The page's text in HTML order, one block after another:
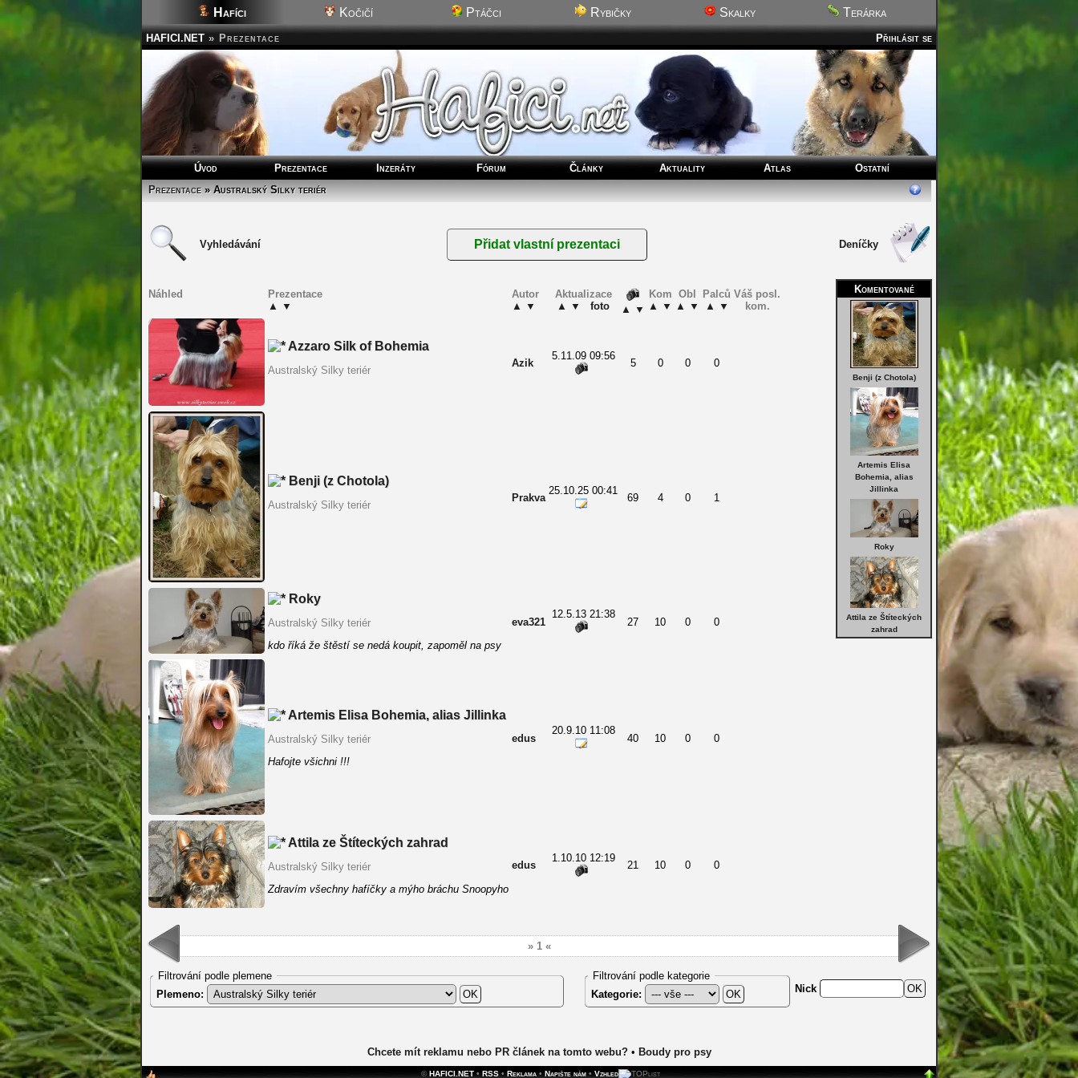
Hafíci Kočičí Ptáčci Rybičky Skalky Terárka
Přihlásit se
HAFICI.NET » Prezentace
Úvod Prezentace Inzeráty Fórum Články Aktuality Atlas
Ostatní
Prezentace» Australský Silky teriér
Vyhledávání Deníčky
Komentované
Benji (z Chotola)
Artemis Elisa
Bohemia, alias
Jillinka
Roky
Attila ze Štíteckých
zahrad
Náhled
Prezentace
▲ ▼
Autor
▲ ▼
Aktualizace
▲ ▼ foto ▲ ▼
Kom
▲ ▼
Obl
▲ ▼
Palců
▲ ▼
Váš posl.
kom.
Azzaro Silk of Bohemia
Australský Silky teriér
Azik
5.11.09 09:56
5 0 0 0
Benji (z Chotola)
Australský Silky teriér
Prakva
25.10.25 00:41
69 4 0 1
Roky
Australský Silky teriér
kdo říká že štěstí se nedá koupit, zapoměl na psy
eva321
12.5.13 21:38
27 10 0 0
Artemis Elisa Bohemia, alias Jillinka
Australský Silky teriér
Hafojte všichni !!!
edus
20.9.10 11:08
40 10 0 0
Attila ze Štíteckých zahrad
Australský Silky teriér
Zdravím všechny hafíčky a mýho bráchu Snoopyho
edus
1.10.10 12:19
21 10 0 0
» 1 «
Filtrování podle plemene
Plemeno:
Filtrování podle kategorie
Kategorie:
Nick
Chcete mít reklamu nebo PR článek na tomto webu?• Boudy pro psy
©HAFICI.NET• RSS• Reklama• Napište nám• Vzhled